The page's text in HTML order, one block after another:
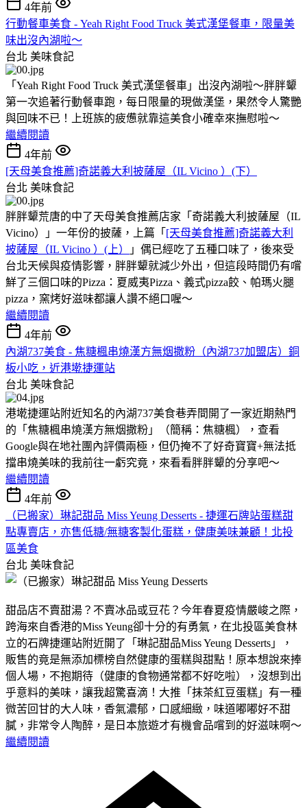
4年前
行動餐車美食 - Yeah Right Food Truck 美式漢堡餐車，限量美
味出沒內湖啦～
台北 美味食記
「Yeah Right Food Truck 美式漢堡餐車」出沒內湖啦～胖胖顰
第一次追著行動餐車跑，每日限量的現做漢堡，果然令人驚艷
與回味不已！上班族的疲憊就靠這美食小確幸來撫慰啦～
繼續閱讀
4年前
[天母美食推薦]奇諾義大利披薩屋（IL Vicino ）(下）
台北 美味食記
胖胖顰荒唐的中了天母美食推薦店家「奇諾義大利披薩屋（IL
Vicino）」一年份的披薩，上篇「 [天母美食推薦]奇諾義大利
披薩屋（IL Vicino ）(上）
」偶已經吃了五種口味了，後來受
台北天候與疫情影響，胖胖顰就減少外出，但這段時間仍有嚐
鮮了三個口味的Pizza：夏威夷Pizza、義式pizza餃、帕瑪火腿
pizza，窯烤好滋味都讓人讚不絕口喔～
繼續閱讀
4年前
內湖737美食 - 焦糖楓串燒漢方無烟撒粉（內湖737加盟店）銅
板小吃，近港墘捷運站
台北 美味食記
港墘捷運站附近知名的內湖737美食巷弄間開了一家近期熱門
的「焦糖楓串燒漢方無烟撒粉」（簡稱：焦糖楓），查看
Google與在地社團內評價兩極，但仍掩不了好奇寶寶+無法抵
擋串燒美味的我前往一虧究竟，來看看胖胖顰的分享吧～
繼續閱讀
4年前
（已搬家）琳記甜品 Miss Yeung Desserts - 捷運石牌站蛋糕甜
點專賣店，亦售低糖/無糖客製化蛋糕，健康美味兼顧！北投
區美食
台北 美味食記
甜品店不賣甜湯？不賣冰品或豆花？今年春夏疫情嚴峻之際，
跨海來自香港的Miss Yeung卻十分的有勇氣，在北投區美食林
立的石牌捷運站附近開了「琳記甜品Miss Yeung Desserts」，
販售的竟是無添加標榜自然健康的蛋糕與甜點！原本想說來捧
個人場，不抱期待（健康的食物通常都不好吃啦），沒想到出
乎意料的美味，讓我超驚喜滴！大推「抹茶紅豆蛋糕」有一種
微苦回甘的大人味，香氣濃郁，口感細緻，味道嘟嘟好不甜
膩，非常令人陶醉，是日本旅遊才有機會品嚐到的好滋味啊～
繼續閱讀